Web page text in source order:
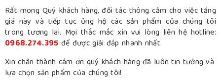
Rất mong Quý khách hàng, đối tác thông cảm cho việc tăng
giá này và tiếp tục ủng hộ các sản phẩm của chúng tôi
trong tương lai. Mọi thắc mắc xin vui lòng liên hệ hotline:
0968.274.395 để được giải đáp nhanh nhất.
Xin chân thành cám ơn quý khách hàng đã luôn tin tưởng và
lựa chọn sản phẩm của chúng tôi!